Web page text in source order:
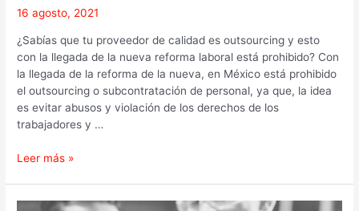
16 agosto, 2021
¿Sabías que tu proveedor de calidad es outsourcing y esto
con la llegada de la nueva reforma laboral está prohibido? Con
la llegada de la reforma de la nueva, en México está prohibido
el outsourcing o subcontratación de personal, ya que, la idea
es evitar abusos y violación de los derechos de los
trabajadores y …
Leer más »
¿Cómo